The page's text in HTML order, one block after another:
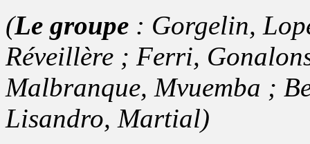
(Le groupe : Gorgelin,
Réveillère ; Ferri,
Malbranque, Mvuemba ;
Lisandro, Martial)